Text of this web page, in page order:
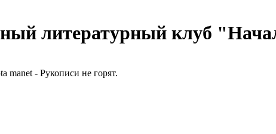
литературный клуб
manet - Рукописи не горят.